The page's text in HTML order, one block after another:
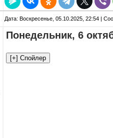
Дата: Воскресенье, 05.10.2025, 22:54 |
Понедельник, 6